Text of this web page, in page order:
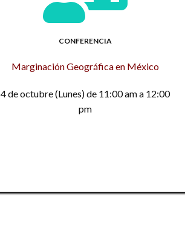
CONFERENCIA
Marginación Geográfica en México
4 de octubre (Lunes) de 11:00 am a 12:00
pm